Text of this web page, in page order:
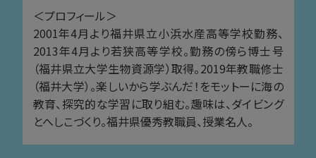
＜プロフィール＞
2001年4月より福井県立小浜水産高等学校勤務、
2013年4月より若狭高等学校。勤務の傍ら博士号
（福井県立大学生物資源学）取得。2019年教職修士
（福井大学）。楽しいから学ぶんだ！をモットーに海の
教育、探究的な学習に取り組む。趣味は、ダイビング
とへしこづくり。福井県優秀教職員、授業名人。